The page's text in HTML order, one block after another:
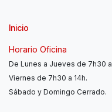
Inicio
Horario Oficina
De Lunes a Jueves de 7h30 a
Viernes de 7h30 a 14h.
Sábado y Domingo Cerrado.